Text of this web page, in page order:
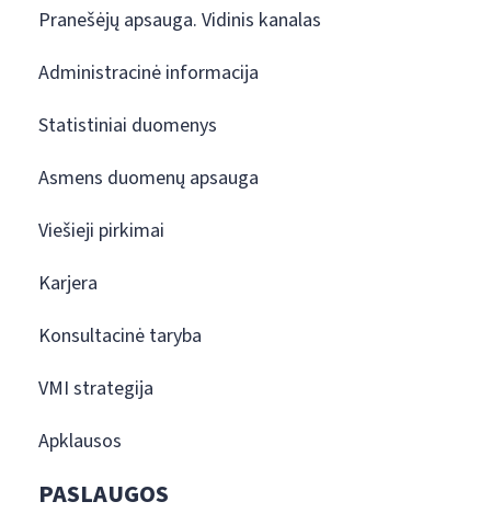
Pranešėjų apsauga. Vidinis kanalas
Administracinė informacija
Statistiniai duomenys
Asmens duomenų apsauga
Viešieji pirkimai
Karjera
Konsultacinė taryba
VMI strategija
Apklausos
PASLAUGOS